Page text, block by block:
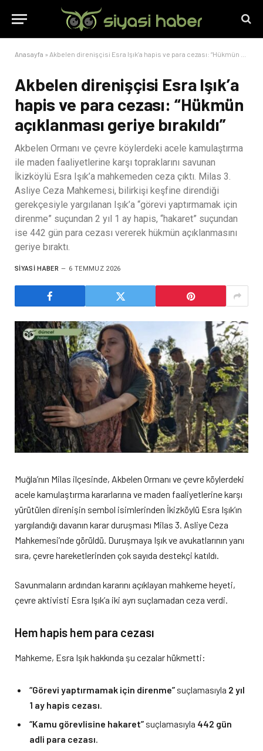
Anasayfa » Akbelen direnişçisi Esra Işık’a hapis ve para cezası: “Hükmün açıklanması geriye bırakıldı”
Akbelen direnişçisi Esra Işık’a
hapis ve para cezası: “Hükmün
açıklanması geriye bırakıldı”
Akbelen Ormanı ve çevre köylerdeki acele kamulaştırma
ile maden faaliyetlerine karşı topraklarını savunan
İkizköylü Esra Işık’a mahkemeden ceza çıktı. Milas 3.
Asliye Ceza Mahkemesi, bilirkişi keşfine direndiği
gerekçesiyle yargılanan Işık’a “görevi yaptırmamak için
direnme” suçundan 2 yıl 1 ay hapis, “hakaret” suçundan
ise 442 gün para cezası vererek hükmün açıklanmasını
geriye bıraktı.
SIYASI HABER 6 TEMMUZ 2026
Muğla’nın Milas ilçesinde, Akbelen Ormanı ve çevre köylerdeki
acele kamulaştırma kararlarına ve maden faaliyetlerine karşı
yürütülen direnişin sembol isimlerinden İkizköylü Esra Işık’ın
yargılandığı davanın karar duruşması Milas 3. Asliye Ceza
Mahkemesi’nde görüldü. Duruşmaya Işık ve avukatlarının yanı
sıra, çevre hareketlerinden çok sayıda destekçi katıldı.
Savunmaların ardından kararını açıklayan mahkeme heyeti,
çevre aktivisti Esra Işık’a iki ayrı suçlamadan ceza verdi.
Hem hapis hem para cezası
Mahkeme, Esra Işık hakkında şu cezalar hükmetti:
“Görevi yaptırmamak için direnme” suçlamasıyla 2 yıl
1 ay hapis cezası
“Kamu görevlisine hakaret” suçlamasıyla 442 gün
adli para cezası.